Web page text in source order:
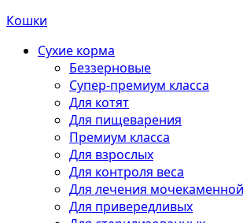
Кошки
Сухие корма
Беззерновые
Супер-премиум класса
Для котят
Для пищеварения
Премиум класса
Для взрослых
Для контроля веса
Для лечения
Для привередливых